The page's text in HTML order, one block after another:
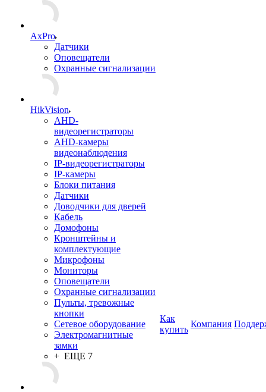
AxPro
Датчики
Оповещатели
Охранные сигнализации
HikVision
AHD-
видеорегистраторы
AHD-камеры
видеонаблюдения
IP-видеорегистраторы
IP-камеры
Блоки питания
Датчики
Доводчики для дверей
Кабель
Домофоны
Кронштейны и
комплектующие
Микрофоны
Мониторы
Оповещатели
Охранные сигнализации
Пульты, тревожные
кнопки
Сетевое оборудование
Электромагнитные
замки
+ ЕЩЕ 7
Как
купить
Компания